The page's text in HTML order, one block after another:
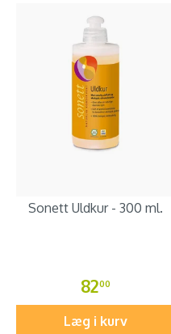
Sonett Uldkur - 300 ml.
8200
Læg i kurv